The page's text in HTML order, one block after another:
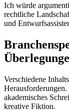
Ich würde
rechtliche
und
Verschiedene
akademisches
kreative Fiktion.